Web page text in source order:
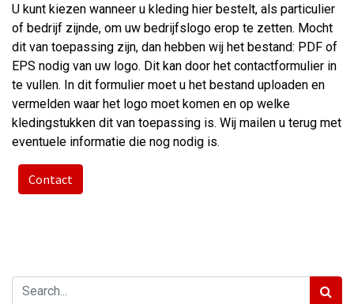
U kunt kiezen wanneer u kleding hier bestelt, als particulier
of bedrijf zijnde, om uw bedrijfslogo erop te zetten. Mocht
dit van toepassing zijn, dan hebben wij het bestand: PDF of
EPS nodig van uw logo. Dit kan door het contactformulier in
te vullen. In dit formulier moet u het bestand uploaden en
vermelden waar het logo moet komen en op welke
kledingstukken dit van toepassing is. Wij mailen u terug met
eventuele informatie die nog nodig is.
Contact